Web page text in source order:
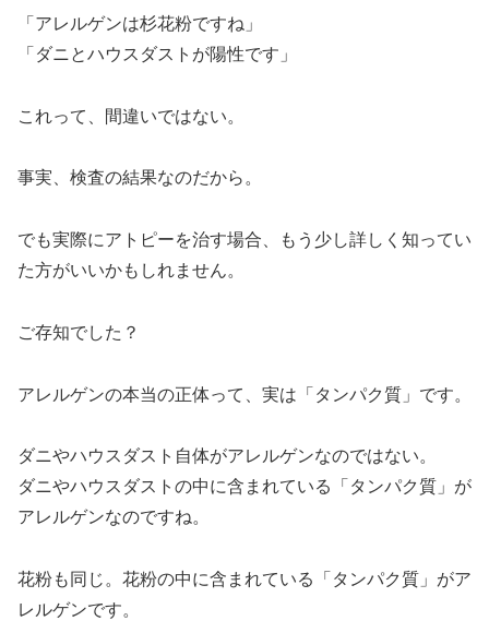
「アレルゲンは杉花粉ですね」
「ダニとハウスダストが陽性です」
これって、間違いではない。
事実、検査の結果なのだから。
でも実際にアトピーを治す場合、もう少し詳しく知ってい
た方がいいかもしれません。
ご存知でした？
アレルゲンの本当の正体って、実は「タンパク質」です。
ダニやハウスダスト自体がアレルゲンなのではない。
ダニやハウスダストの中に含まれている「タンパク質」が
アレルゲンなのですね。
花粉も同じ。花粉の中に含まれている「タンパク質」がア
レルゲンです。